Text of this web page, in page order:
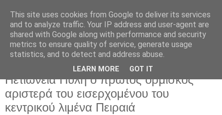
Παρασκευή 29 Μαΐου 2026
Ηετιώνεια Πύλη ο πρώτος ορμίσκος
αριστερά του εισερχομένου του
κεντρικού λιμένα Πειραιά
This site uses cookies from Google to deliver its services
and to analyze traffic. Your IP address and user-agent are
shared with Google along with performance and security
metrics to ensure quality of service, generate usage
statistics, and to detect and address abuse.
LEARN MORE GOT IT